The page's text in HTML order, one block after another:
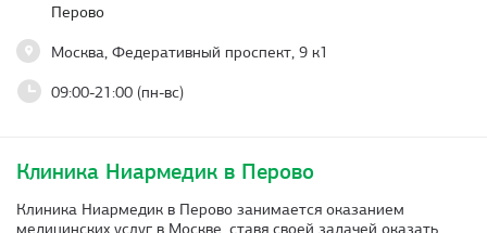
Перово
Москва, Федеративный проспект, 9 к1
09:00-21:00 (пн-вс)
Клиника Ниармедик в Перово
Клиника Ниармедик в Перово занимается оказанием
медицинских услуг в Москве, ставя своей задачей оказать…...